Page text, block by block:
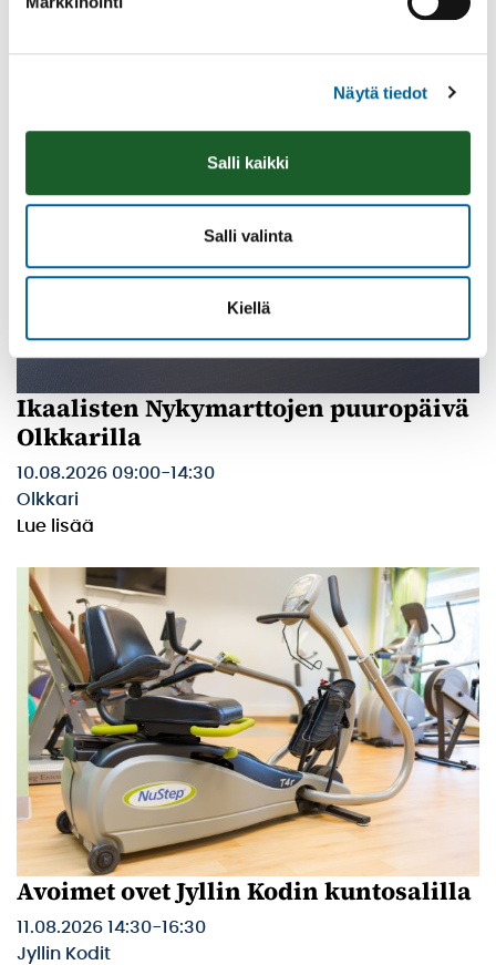
Näytä tiedot
Salli kaikki
Salli valinta
Kiellä
Ikaalisten Nykymarttojen puuropäivä
Olkkarilla
10.08.2026 09:00-14:30
Olkkari
Lue lisää
Avoimet ovet Jyllin Kodin kuntosalilla
11.08.2026 14:30-16:30
Jyllin Kodit